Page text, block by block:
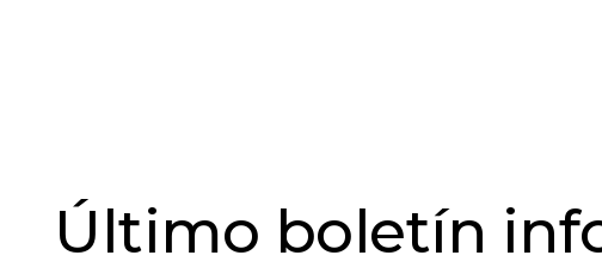
Último boletín